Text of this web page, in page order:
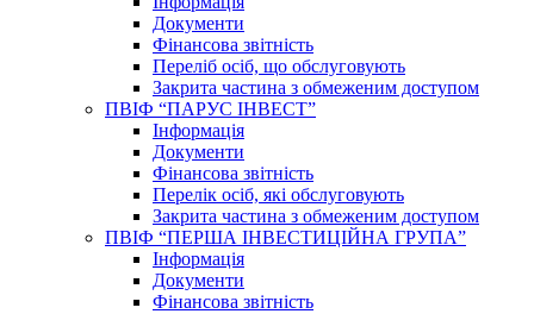
Документи
Фінансова звітність
Переліб осіб, що обслуговують
Закрита частина з обмеженим доступом
ПВІФ “ПАРУС ІНВЕСТ”
Інформація
Документи
Фінансова звітність
Перелік осіб, які обслуговують
Закрита частина з обмеженим доступом
ПВІФ “ПЕРША ІНВЕСТИЦІЙНА ГРУПА”
Інформація
Документи
Фінансова звітність